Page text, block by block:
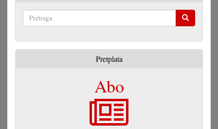
Pretplata
Abo